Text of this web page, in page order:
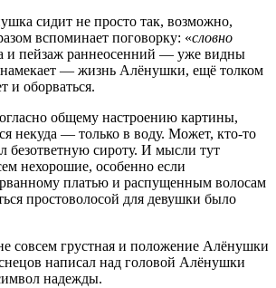
сидит не просто так, возможно,
вспоминает поговорку: «словно
и пейзаж раннеосенний — уже видны
намекает — жизнь Алёнушки, ещё толком
и оборваться.
общему настроению картины,
некуда — только в воду. Может, кто-то
безответную сироту. И мысли тут
нехорошие, особенно если
платью и распущенным волосам
простоволосой для девушки было
совсем грустная и положение Алёнушки
написал над головой Алёнушки
надежды.